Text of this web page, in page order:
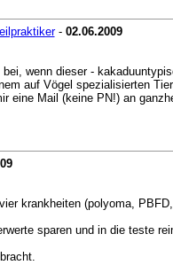
- 02.06.2009
wenn dieser -
auf Vögel spezialisierten
eine Mail (keine PN!) an
krankheiten (polyoma,
sparen und in die teste